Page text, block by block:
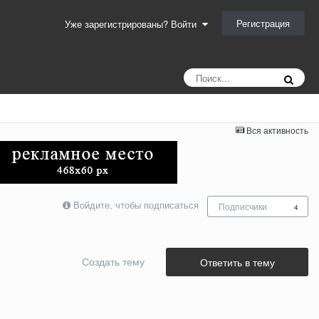
Уже зарегистрированы? Войти Регистрация
Вся активность
Войдите, чтобы подписаться Подписчики 4
Ответить в тему
Создать тему